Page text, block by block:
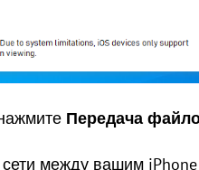
Передача
между вашим